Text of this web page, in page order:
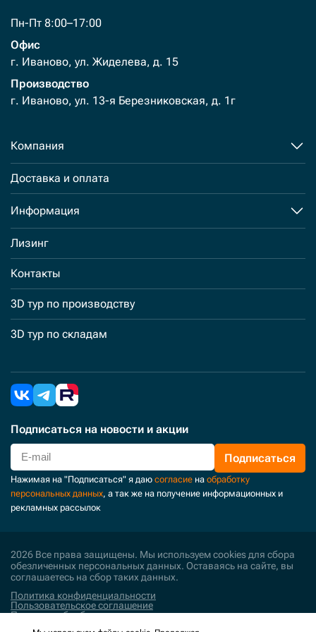
Пн-Пт 8:00–17:00
Офис
г. Иваново, ул. Жиделева, д. 15
Производство
г. Иваново, ул. 13-я Березниковская, д. 1г
Компания
Доставка и оплата
Информация
Лизинг
Контакты
3D тур по производству
3D тур по складам
Подписаться на новости и акции
Подписаться
Нажимая на "Подписаться" я даю согласие на обработку
персональных данных, а так же на получение информационных и
рекламных рассылок
2026 Все права защищены. Мы используем cookies для сбора
обезличенных персональных данных. Оставаясь на сайте, вы
соглашаетесь на сбор таких данных.
Политика конфиденциальности
Пользовательское соглашение
Политика обработки персональных данных